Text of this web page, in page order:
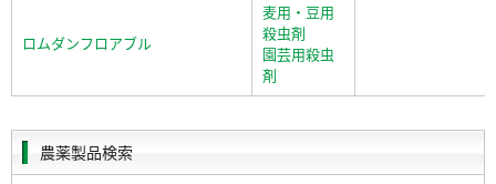
ロムダンフロアブル
麦用・豆用
殺虫剤
園芸用殺虫
剤
農薬製品検索